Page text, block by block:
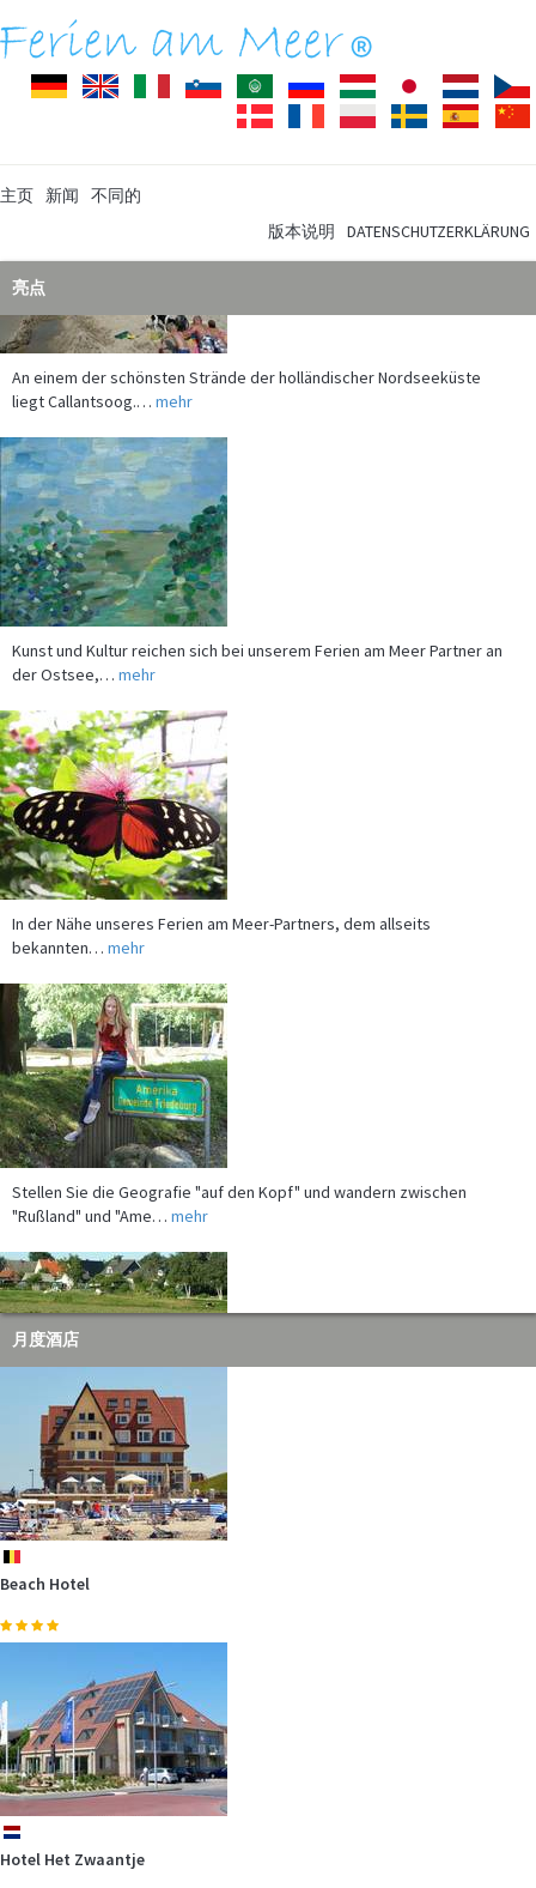
DeutschEnglish ItalianoSlovenščinaArabischPусскийMagyar Japanisch
Dansk
FrançaisPolski SvenskaEspañol
主页 新闻
不同的
版本说明
DATENSCHUTZERKLÄRUNG
亮点
liegt Callantsoog.…mehr
der Ostsee,…mehr
bekannten…mehr
"Rußland" und "Ame…mehr
In den Ferien bei unserem Partner - der Gebietsgemeinschaft Grünes
Binnenland -…mehr
Eines der bekanntesten Bauwerke Deutschlands ist das Holstentor in
Lübeck.…mehr
月度酒店
be
Beach Hotel
nl
Hotel Het Zwaantje